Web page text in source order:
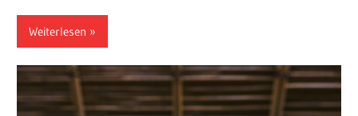
Weiterlesen